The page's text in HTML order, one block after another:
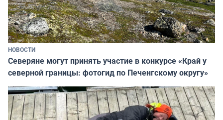
НОВОСТИ
Северяне могут принять участие в конкурсе «Край у
северной границы: фотогид по Печенгскому округу»